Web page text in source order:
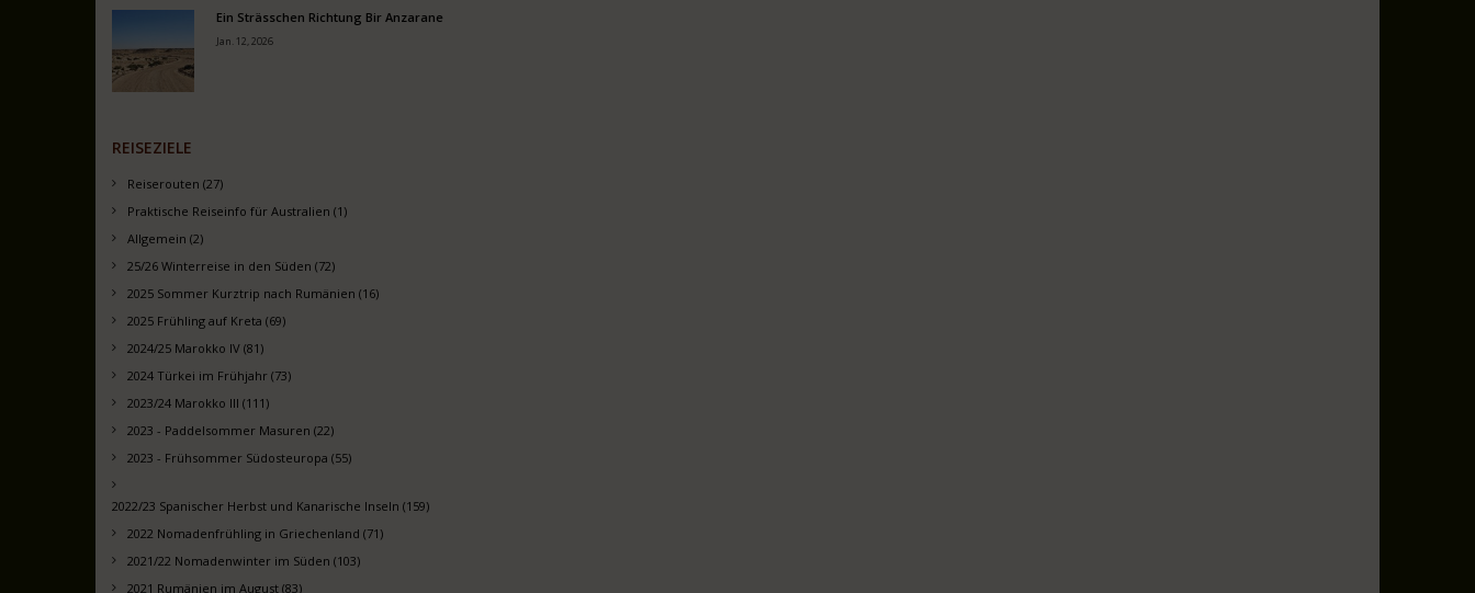
Ein Strässchen Richtung Bir Anzarane
Jan. 12, 2026
REISEZIELE
Reiserouten (27)
Praktische Reiseinfo für Australien (1)
Allgemein (2)
25/26 Winterreise in den Süden (72)
2025 Sommer Kurztrip nach Rumänien (16)
2025 Frühling auf Kreta (69)
2024/25 Marokko IV (81)
2024 Türkei im Frühjahr (73)
2023/24 Marokko III (111)
2023 - Paddelsommer Masuren (22)
2023 - Frühsommer Südosteuropa (55)
2022/23 Spanischer Herbst und Kanarische Inseln (159)
2022 Nomadenfrühling in Griechenland (71)
2021/22 Nomadenwinter im Süden (103)
2021 Rumänien im August (83)